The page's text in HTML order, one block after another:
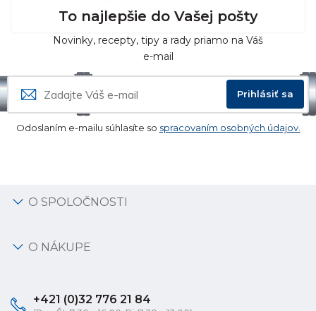
To najlepšie do Vašej pošty
Novinky, recepty, tipy a rady priamo na Váš
e-mail
Prihlásiť sa
Odoslaním e-mailu súhlasíte so spracovaním osobných údajov.
O SPOLOČNOSTI
O NÁKUPE
+421 (0)32 776 21 84